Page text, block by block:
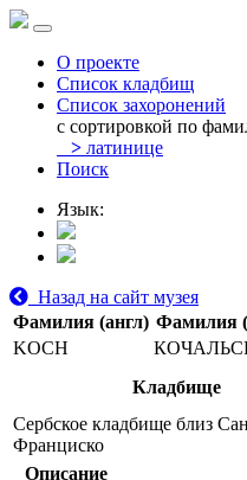
О проекте
Список кладбищ
Список захоронений
с сортировкой по
> латинице
Поиск
Язык:
Назад на сайт музея
Фамилия (англ) Фамилия
KOCH
Кладбище
Сербское кладбище близ
Франциско
Описание